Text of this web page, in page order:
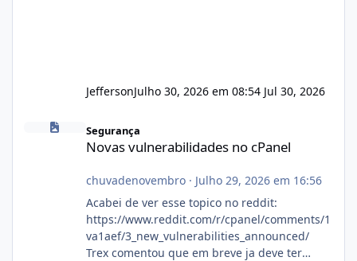
JeffersonJulho 30, 2026 em 08:54 Jul 30, 2026
Segurança
Novas vulnerabilidades no cPanel
chuvadenovembro· Julho 29, 2026 em 16:56
Acabei de ver esse topico no reddit:
https://www.reddit.com/r/cpanel/comments/1
va1aef/3_new_vulnerabilities_announced/
Trex comentou que em breve ja deve ter